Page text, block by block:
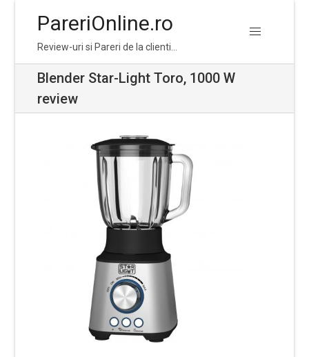
navigation
content
PareriOnline.ro
Review-uri si Pareri de la clienti…
Blender Star-Light Toro, 1000 W
review